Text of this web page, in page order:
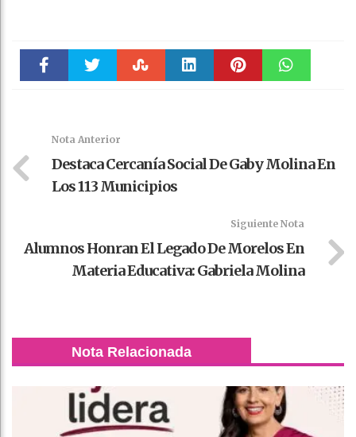
Nota Anterior
Destaca Cercanía Social De Gaby Molina En
Los 113 Municipios
Siguiente Nota
Alumnos Honran El Legado De Morelos En
Materia Educativa: Gabriela Molina
Nota Relacionada